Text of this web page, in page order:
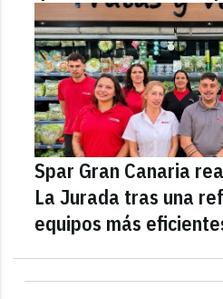
Spar Gran Canaria
La Jurada tras una
equipos más